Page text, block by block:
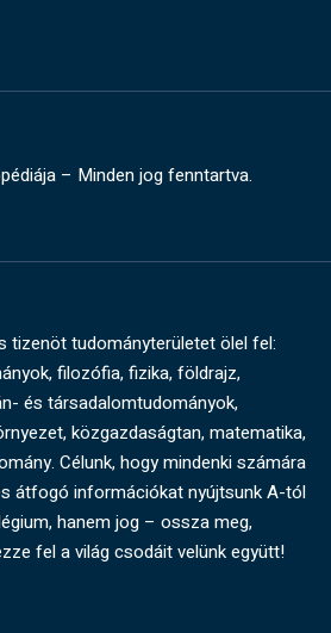
– Minden jog fenntartva.
tizenöt tudományterületet ölel fel:
filozófia, fizika, földrajz,
és társadalomtudományok,
közgazdaságtan, matematika,
Célunk, hogy mindenki számára
átfogó információkat nyújtsunk A-tól
hanem jog – ossza meg,
fel a világ csodáit velünk együtt!